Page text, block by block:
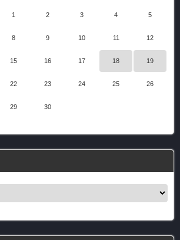
1 2 3 4 5
8 9 10 11 12
15 16 17 18 19
22 23 24 25 26
29 30